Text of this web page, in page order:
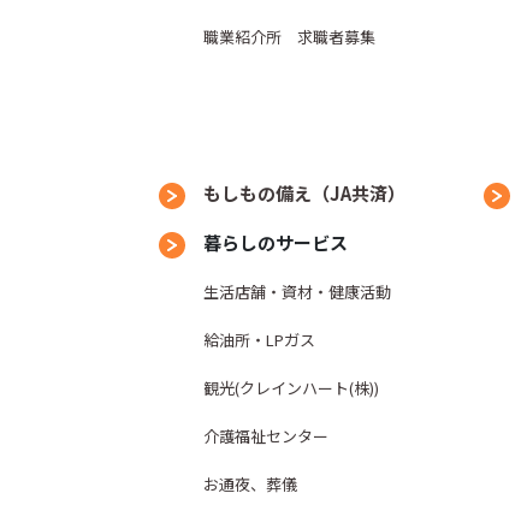
職業紹介所 求職者募集
もしもの備え（JA共済）
暮らしのサービス
生活店舗・資材・健康活動
給油所・LPガス
観光(クレインハート(株))
介護福祉センター
お通夜、葬儀